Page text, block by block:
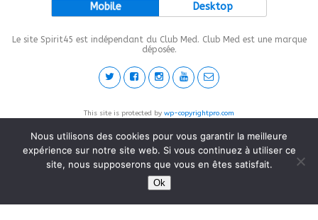
Mobile Desktop
Le site Spirit45 est indépendant du Club Med. Club Med est une marque
déposée.
This site is protected by wp-copyrightpro.com
Nous utilisons des cookies pour vous garantir la meilleure
expérience sur notre site web. Si vous continuez à utiliser ce
site, nous supposerons que vous en êtes satisfait.
Ok